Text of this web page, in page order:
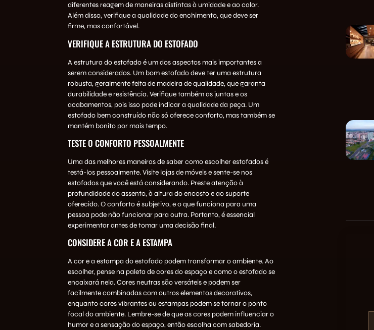
diferentes reagem de maneiras distintas à umidade e ao calor.
Além disso, verifique a qualidade do enchimento, que deve ser
firme, mas confortável.
VERIFIQUE A ESTRUTURA DO ESTOFADO
A estrutura do estofado é um dos aspectos mais importantes a
serem considerados. Um bom estofado deve ter uma estrutura
robusta, geralmente feita de madeira de qualidade, que garanta
durabilidade e resistência. Verifique também as juntas e os
acabamentos, pois isso pode indicar a qualidade da peça. Um
estofado bem construído não só oferece conforto, mas também se
mantém bonito por mais tempo.
TESTE O CONFORTO PESSOALMENTE
Uma das melhores maneiras de saber como escolher estofados é
testá-los pessoalmente. Visite lojas de móveis e sente-se nos
estofados que você está considerando. Preste atenção à
profundidade do assento, à altura do encosto e ao suporte
oferecido. O conforto é subjetivo, e o que funciona para uma
pessoa pode não funcionar para outra. Portanto, é essencial
experimentar antes de tomar uma decisão final.
CONSIDERE A COR E A ESTAMPA
A cor e a estampa do estofado podem transformar o ambiente. Ao
escolher, pense na paleta de cores do espaço e como o estofado se
encaixará nela. Cores neutras são versáteis e podem ser
facilmente combinadas com outros elementos decorativos,
enquanto cores vibrantes ou estampas podem se tornar o ponto
focal do ambiente. Lembre-se de que as cores podem influenciar o
humor e a sensação do espaço, então escolha com sabedoria.